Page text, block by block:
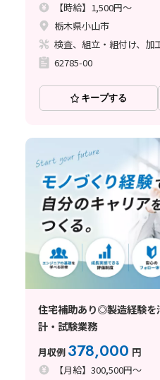
【時給】1,500円～
栃木県小山市
62785-00
キープする
住宅補助あり◎製造経験を
計・試験業務
月収例 378,000 円
【月給】300,500円～